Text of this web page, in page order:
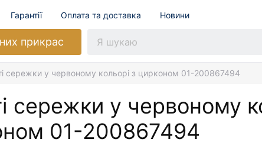
Гарантії Оплата та доставка Новини
прикрас
сережки у червоному кольорі з цирконом 01-200867494
сережки у червоному
01-200867494